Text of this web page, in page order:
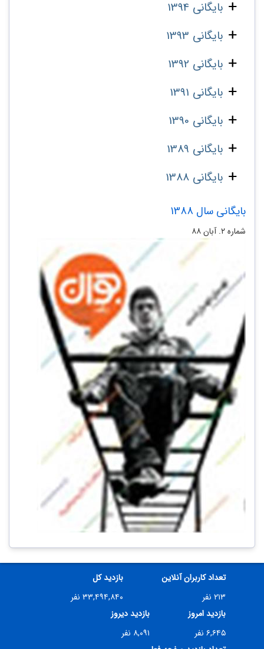
بایگانی 1394
بایگانی 1393
بایگانی 1392
بایگانی 1391
بایگانی 1390
بایگانی 1389
بایگانی 1388
بایگانی سال 1388
شماره‌ ۲. آبان ۸۸
تعداد کاربران آنلاین
۲۱۳ نفر
بازدید کل
۳۳,۴۹۴,۸۴۰ نفر
بازدید امروز
۶,۶۴۵ نفر
بازدید دیروز
۸,۰۹۱ نفر